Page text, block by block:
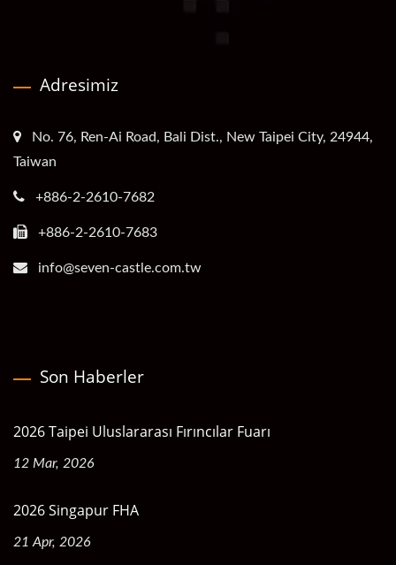
Adresimiz
No. 76, Ren-Ai Road, Bali Dist., New Taipei City, 24944,
Taiwan
+886-2-2610-7682
+886-2-2610-7683
info@seven-castle.com.tw
Son Haberler
2026 Taipei Uluslararası Fırıncılar Fuarı
12 Mar, 2026
2026 Singapur FHA
21 Apr, 2026